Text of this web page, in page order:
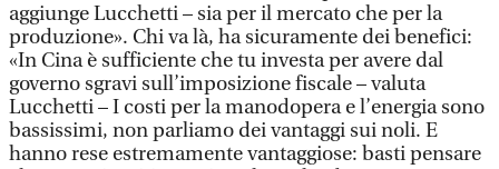
aggiunge Lucchetti – sia per il mercato che per la
produzione». Chi va là, ha sicuramente dei benefici:
«In Cina è sufficiente che tu investa per avere dal
governo sgravi sull’imposizione fiscale – valuta
Lucchetti – I costi per la manodopera e l’energia sono
bassissimi, non parliamo dei vantaggi sui noli. E
hanno rese estremamente vantaggiose: basti pensare